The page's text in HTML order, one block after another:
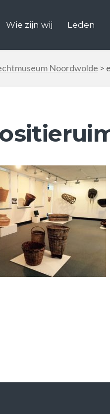
Wie zijn wij Leden
Noordwolde >